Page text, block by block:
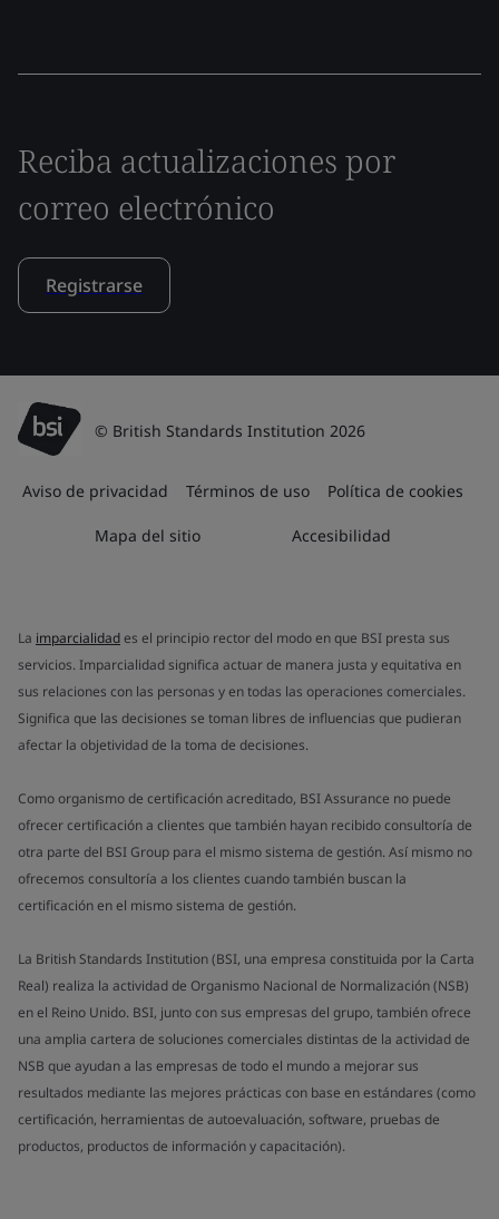
Reciba actualizaciones por
correo electrónico
Registrarse
© British Standards Institution 2026
Aviso de privacidad Términos de uso Política de cookies
Mapa del sitio Accesibilidad
La imparcialidades el principio rector del modo en que BSI presta sus
servicios. Imparcialidad significa actuar de manera justa y equitativa en
sus relaciones con las personas y en todas las operaciones comerciales.
Significa que las decisiones se toman libres de influencias que pudieran
afectar la objetividad de la toma de decisiones.
Como organismo de certificación acreditado, BSI Assurance no puede
ofrecer certificación a clientes que también hayan recibido consultoría de
otra parte del BSI Group para el mismo sistema de gestión. Así mismo no
ofrecemos consultoría a los clientes cuando también buscan la
certificación en el mismo sistema de gestión.
La British Standards Institution (BSI, una empresa constituida por la Carta
Real) realiza la actividad de Organismo Nacional de Normalización (NSB)
en el Reino Unido. BSI, junto con sus empresas del grupo, también ofrece
una amplia cartera de soluciones comerciales distintas de la actividad de
NSB que ayudan a las empresas de todo el mundo a mejorar sus
resultados mediante las mejores prácticas con base en estándares (como
certificación, herramientas de autoevaluación, software, pruebas de
productos, productos de información y capacitación).